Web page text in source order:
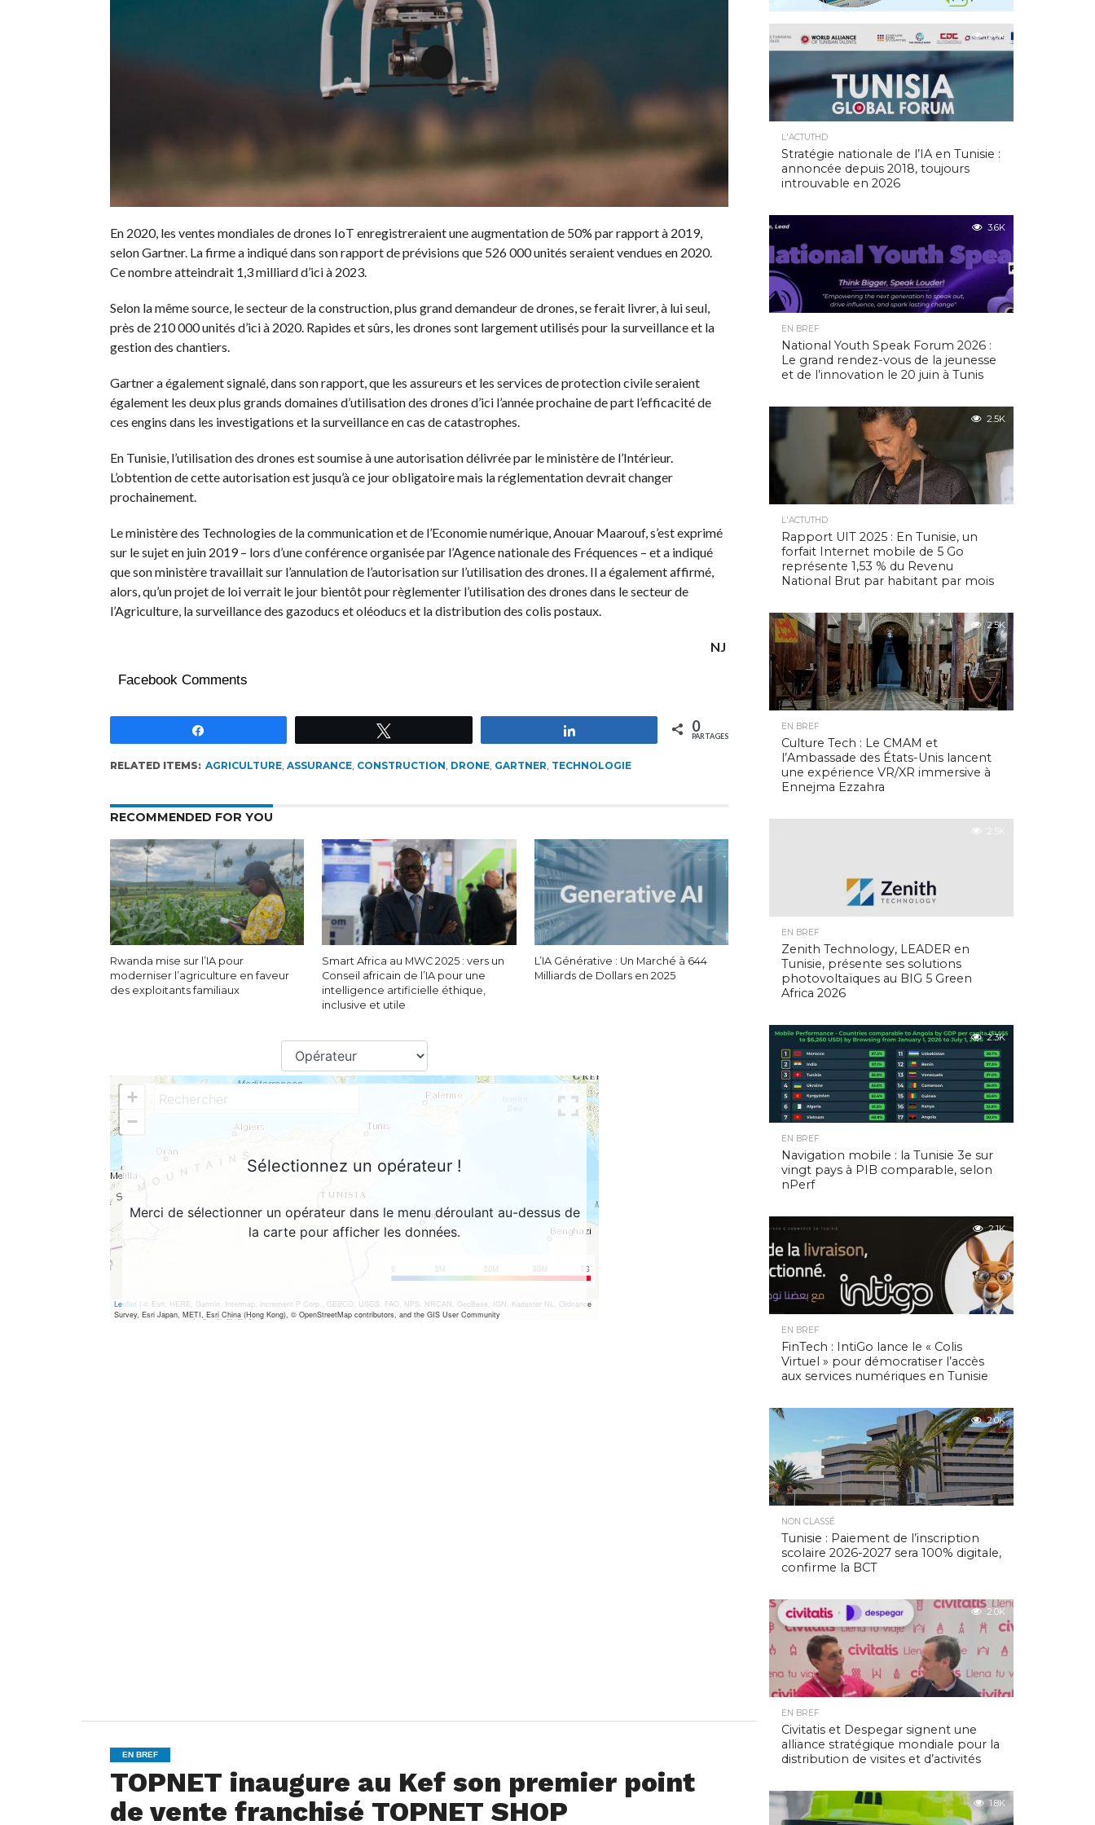
En 2020, les ventes mondiales de drones IoT enregistreraient une augmentation de 50% par rapport à 2019,
selon Gartner. La firme a indiqué dans son rapport de prévisions que 526 000 unités seraient vendues en 2020.
Ce nombre atteindrait 1,3 milliard d’ici à 2023.
Selon la même source, le secteur de la construction, plus grand demandeur de drones, se ferait livrer, à lui seul,
près de 210 000 unités d’ici à 2020. Rapides et sûrs, les drones sont largement utilisés pour la surveillance et la
gestion des chantiers.
Gartner a également signalé, dans son rapport, que les assureurs et les services de protection civile seraient
également les deux plus grands domaines d’utilisation des drones d’ici l’année prochaine de part l’efficacité de
ces engins dans les investigations et la surveillance en cas de catastrophes.
En Tunisie, l’utilisation des drones est soumise à une autorisation délivrée par le ministère de l’Intérieur.
L’obtention de cette autorisation est jusqu’à ce jour obligatoire mais la réglementation devrait changer
prochainement.
Le ministère des Technologies de la communication et de l’Economie numérique, Anouar Maarouf, s’est exprimé
sur le sujet en juin 2019 – lors d’une conférence organisée par l’Agence nationale des Fréquences – et a indiqué
que son ministère travaillait sur l’annulation de l’autorisation sur l’utilisation des drones. Il a également affirmé,
alors, qu’un projet de loi verrait le jour bientôt pour règlementer l’utilisation des drones dans le secteur de
l’Agriculture, la surveillance des gazoducs et oléoducs et la distribution des colis postaux.
NJ
Facebook Comments
0
PARTAGES
RELATED ITEMS: AGRICULTURE, ASSURANCE, CONSTRUCTION, DRONE, GARTNER, TECHNOLOGIE
RECOMMENDED FOR YOU
Rwanda mise sur l’IA pour
moderniser l’agriculture en faveur
des exploitants familiaux
Smart Africa au MWC 2025 : vers un
Conseil africain de l’IA pour une
intelligence artificielle éthique,
inclusive et utile
L’IA Générative : Un Marché à 644
Milliards de Dollars en 2025
EN BREF
TOPNET inaugure au Kef son premier point
de vente franchisé TOPNET SHOP
5.0K
L'ACTUTHD
Stratégie nationale de l’IA en Tunisie :
annoncée depuis 2018, toujours
introuvable en 2026
3.6K
EN BREF
National Youth Speak Forum 2026 :
Le grand rendez-vous de la jeunesse
et de l’innovation le 20 juin à Tunis
2.5K
L'ACTUTHD
Rapport UIT 2025 : En Tunisie, un
forfait Internet mobile de 5 Go
représente 1,53 % du Revenu
National Brut par habitant par mois
2.5K
EN BREF
Culture Tech : Le CMAM et
l’Ambassade des États-Unis lancent
une expérience VR/XR immersive à
Ennejma Ezzahra
2.5K
EN BREF
Zenith Technology, LEADER en
Tunisie, présente ses solutions
photovoltaïques au BIG 5 Green
Africa 2026
2.3K
EN BREF
Navigation mobile : la Tunisie 3e sur
vingt pays à PIB comparable, selon
nPerf
2.1K
EN BREF
FinTech : IntiGo lance le « Colis
Virtuel » pour démocratiser l’accès
aux services numériques en Tunisie
2.0K
NON CLASSÉ
Tunisie : Paiement de l’inscription
scolaire 2026-2027 sera 100% digitale,
confirme la BCT
2.0K
EN BREF
Civitatis et Despegar signent une
alliance stratégique mondiale pour la
distribution de visites et d’activités
1.8K